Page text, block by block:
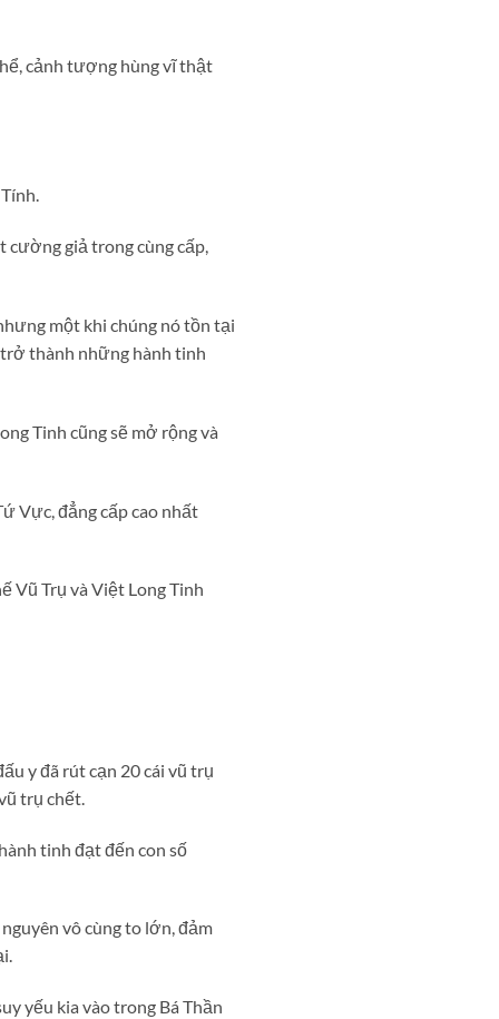
cảnh tượng hùng vĩ thật
cường giả trong cùng cấp,
một khi chúng nó tồn tại
thành những hành tinh
Tinh cũng sẽ mở rộng và
Vực, đẳng cấp cao nhất
Vũ Trụ và Việt Long Tinh
y đã rút cạn 20 cái vũ trụ
trụ chết.
tinh đạt đến con số
vô cùng to lớn, đảm
yếu kia vào trong Bá Thần